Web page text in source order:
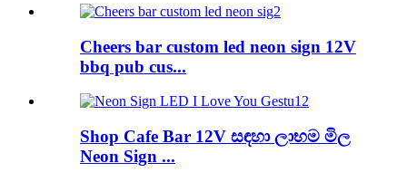
Cheers bar custom led neon sign 12V
bbq pub cus...
Shop Cafe Bar 12V සඳහා ලාභම මිල
Neon Sign ...